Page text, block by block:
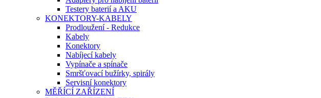
Testery baterií a AKU
KONEKTORY-KABELY
Prodloužení - Redukce
Kabely
Konektory
Nabíjecí kabely
Vypínače a spínače
Smršťovací bužírky, spirály
Servisní konektory
MĚŘÍCÍ ZAŘÍZENÍ